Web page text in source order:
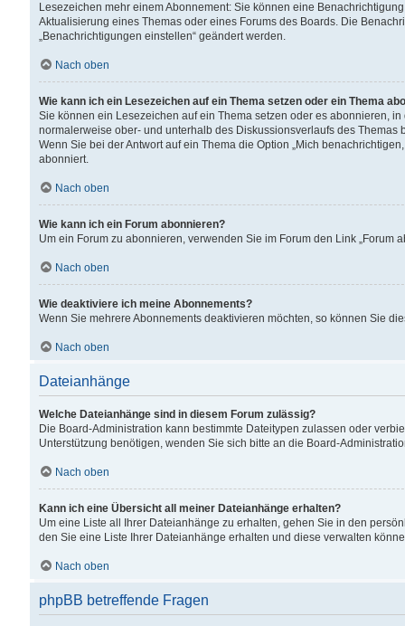
Lesezeichen mehr einem Abonnement: Sie können eine
Aktualisierung eines Themas oder eines Forums des Boards. Die
„Benachrichtigungen einstellen“ geändert werden.
Nach oben
Wie kann ich ein Lesezeichen auf ein Thema setzen oder ein Thema
Sie können ein Lesezeichen auf ein Thema setzen oder es abonnieren,
normalerweise ober- und unterhalb des Diskussionsverlaufs des Themas
Wenn Sie bei der Antwort auf ein Thema die Option „Mich
abonniert.
Nach oben
Wie kann ich ein Forum abonnieren?
Um ein Forum zu abonnieren, verwenden Sie im Forum den Link „Forum
Nach oben
Wie deaktiviere ich meine Abonnements?
Wenn Sie mehrere Abonnements deaktivieren möchten, so können Sie
Nach oben
Dateianhänge
Welche Dateianhänge sind in diesem Forum zulässig?
Die Board-Administration kann bestimmte Dateitypen zulassen oder
Unterstützung benötigen, wenden Sie sich bitte an die Board-
Nach oben
Kann ich eine Übersicht all meiner Dateianhänge erhalten?
Um eine Liste all Ihrer Dateianhänge zu erhalten, gehen Sie in den
den Sie eine Liste Ihrer Dateianhänge erhalten und diese verwalten
Nach oben
phpBB betreffende Fragen